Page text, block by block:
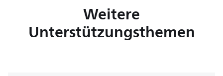
Weitere
Unterstützungsthemen